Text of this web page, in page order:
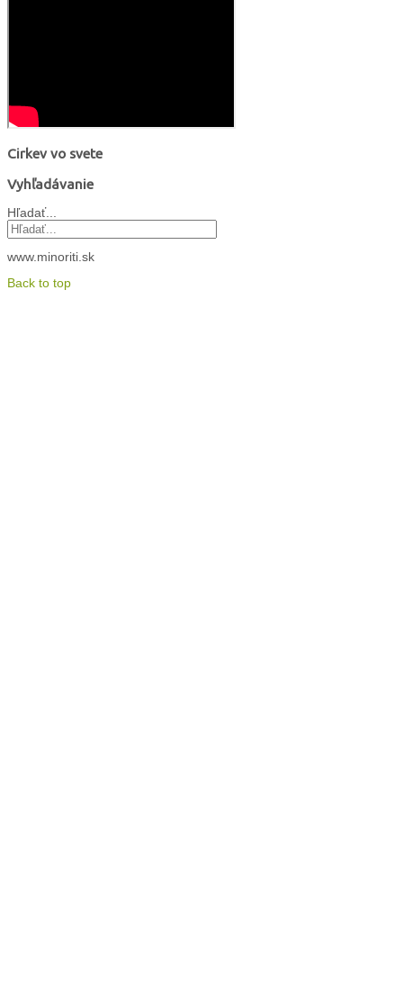
Cirkev vo svete
Vyhľadávanie
Hľadať...
www.minoriti.sk
Back to top